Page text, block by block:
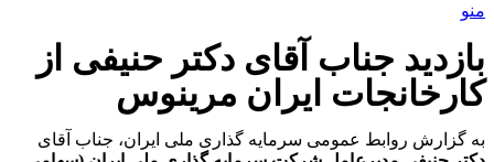
منو
بازدید جناب آقای دکتر حنیفی از
کارخانجات ایران مرینوس
به گزارش روابط عمومی سرمایه گذاری ملی ایران، جناب آقای